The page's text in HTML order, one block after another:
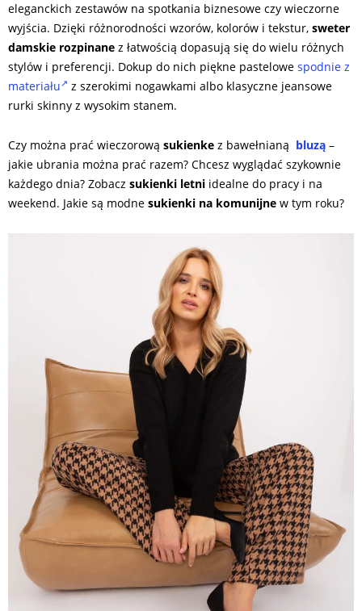
eleganckich zestawów na spotkania biznesowe czy wieczorne
wyjścia. Dzięki różnorodności wzorów, kolorów i tekstur, sweter
damskie rozpinane z łatwością dopasują się do wielu różnych
stylów i preferencji. Dokup do nich piękne pastelowe spodnie z
materiału
z szerokimi nogawkami albo klasyczne jeansowe
rurki skinny z wysokim stanem.
Czy można prać wieczorową sukienke z bawełnianą bluzą –
jakie ubrania można prać razem? Chcesz wyglądać szykownie
każdego dnia? Zobacz sukienki letni idealne do pracy i na
weekend. Jakie są modne sukienki na komunijne w tym roku?